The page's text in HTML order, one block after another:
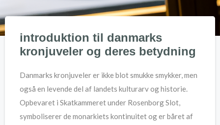
introduktion til danmarks
kronjuveler og deres betydning
Danmarks kronjuveler er ikke blot smukke smykker, men
også en levende del af landets kulturarv og historie.
Opbevaret i Skatkammeret under Rosenborg Slot,
symboliserer de monarkiets kontinuitet og er båret af